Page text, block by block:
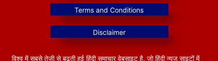
विश्व में सबसे तेजी से बढ़ती हुई हिंदी समाचार वेबसाइट है, जो हिंदी न्यूज साइटों में